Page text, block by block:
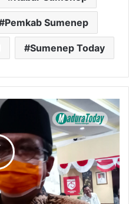
Pemkab Sumenep
Sumenep Today